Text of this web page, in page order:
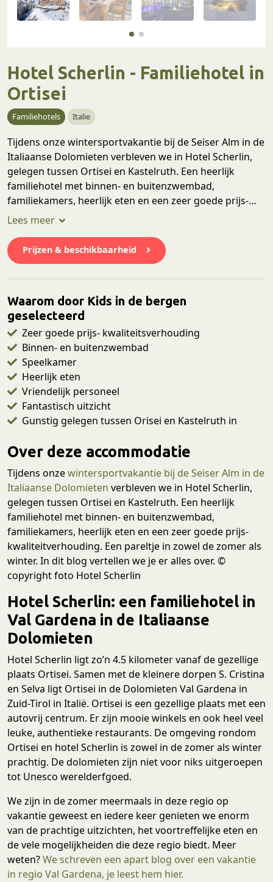
Hotel Scherlin - Familiehotel in
Ortisei
Familiehotels Italie
Tijdens onze wintersportvakantie bij de Seiser Alm in de
Italiaanse Dolomieten verbleven we in Hotel Scherlin,
gelegen tussen Ortisei en Kastelruth. Een heerlijk
familiehotel met binnen- en buitenzwembad,
familiekamers, heerlijk eten en een zeer goede prijs-
kwaliteitverhouding. Hotel Scherlin ligt op maar 4,5
Seiser Alm. Naast een geweldig uitzicht heeft dit hotel
ook alle faciliteiten voor kinderen en ouders. Denk aan
pareltje in zowel de zomer als winter. In dit blog
vertellen we je er alles over. Overzichtfoto © copyright
foto Hotel Scherlin
Prijzen & beschikbaarheid
Waarom door Kids in de bergen
geselecteerd
Zeer goede prijs- kwaliteitsverhouding
Binnen- en buitenzwembad
Speelkamer
Heerlijk eten
Vriendelijk personeel
Fantastisch uitzicht
Gunstig gelegen tussen Orisei en Kastelruth in
Over deze accommodatie
Tijdens onzewintersportvakantie bij de Seiser Alm in de
Italiaanse Dolomieten verbleven we in Hotel Scherlin,
gelegen tussen Ortisei en Kastelruth. Een heerlijk
familiehotel met binnen- en buitenzwembad,
familiekamers, heerlijk eten en een zeer goede prijs-
kwaliteitverhouding. Een pareltje in zowel de zomer als
winter. In dit blog vertellen we je er alles over. ©
copyright foto Hotel Scherlin
Hotel Scherlin: een familiehotel in
Val Gardena in de Italiaanse
Dolomieten
Hotel Scherlin ligt zo’n 4.5 kilometer vanaf de gezellige
plaats Ortisei. Samen met de kleinere dorpen S. Cristina
en Selva ligt Ortisei in de Dolomieten Val Gardena in
Zuid-Tirol in Italië. Ortisei is een gezellige plaats met een
autovrij centrum. Er zijn mooie winkels en ook heel veel
leuke, authentieke restaurants. De omgeving rondom
Ortisei en hotel Scherlin is zowel in de zomer als winter
prachtig. De dolomieten zijn niet voor niks uitgeroepen
tot Unesco werelderfgoed.
We zijn in de zomer meermaals in deze regio op
vakantie geweest en iedere keer genieten we enorm
van de prachtige uitzichten, het voortreffelijke eten en
de vele mogelijkheiden die deze regio biedt. Meer
weten?We schreven een apart blog over een vakantie
in regio Val Gardena, je leest hem hier.